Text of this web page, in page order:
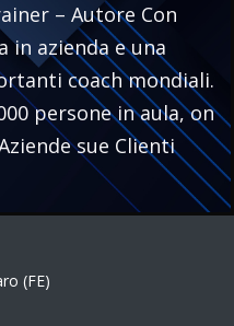
– Autore Con
in azienda e una
coach mondiali.
persone in aula, on
sue Clienti
(FE)